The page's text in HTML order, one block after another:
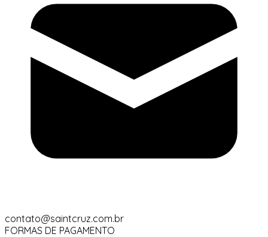
contato@saintcruz.com.br
FORMAS DE PAGAMENTO